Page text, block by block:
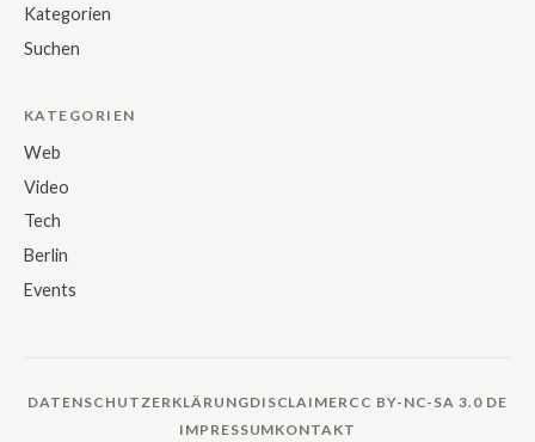
Kategorien
Suchen
KATEGORIEN
Web
Video
Tech
Berlin
Events
DATENSCHUTZERKLÄRUNGDISCLAIMERCC BY-NC-SA 3.0 DE
IMPRESSUMKONTAKT